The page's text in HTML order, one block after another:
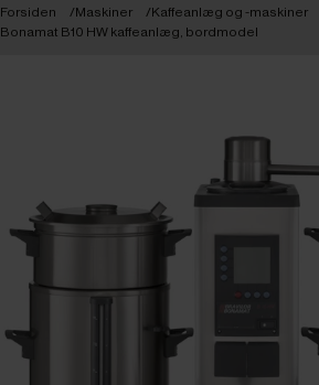
Forsiden Maskiner Kaffeanlæg og -maskiner
Bonamat B10 HW kaffeanlæg, bordmodel